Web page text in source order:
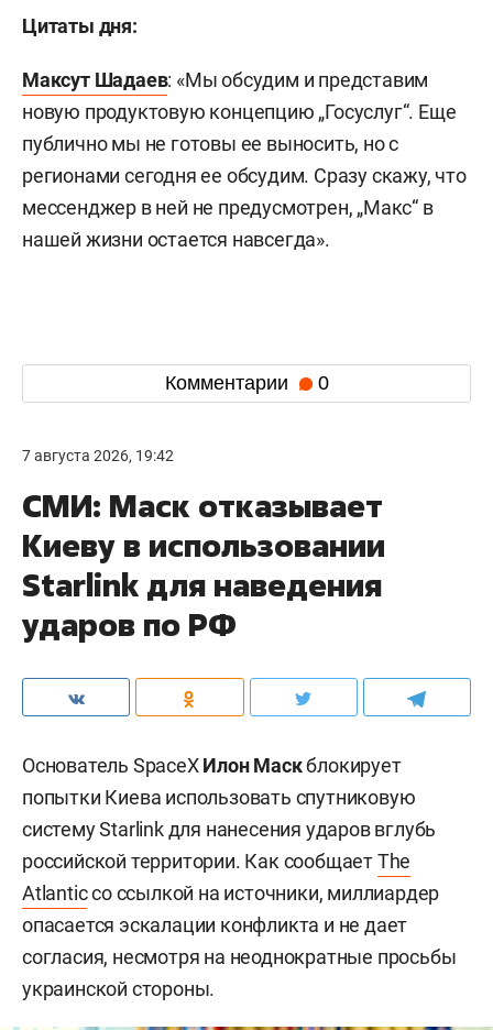
Цитаты дня:
Максут Шадаев: «Мы обсудим и представим
новую продуктовую концепцию „Госуслуг“. Еще
публично мы не готовы ее выносить, но с
регионами сегодня ее обсудим. Сразу скажу, что
мессенджер в ней не предусмотрен, „Макс“ в
нашей жизни остается навсегда».
Комментарии 0
7 августа 2026, 19:42
СМИ: Маск отказывает
Киеву в использовании
Starlink для наведения
ударов по РФ
Основатель SpaceXИлон Маскблокирует
попытки Киева использовать спутниковую
систему Starlink для нанесения ударов вглубь
российской территории. Как сообщаетThe
Atlanticсо ссылкой на источники, миллиардер
опасается эскалации конфликта и не дает
согласия, несмотря на неоднократные просьбы
украинской стороны.